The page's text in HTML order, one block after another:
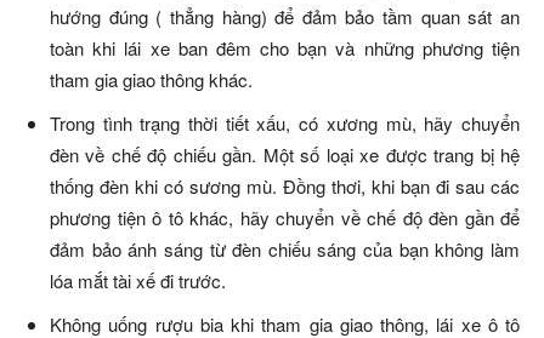
hướng đúng ( thẳng hàng) để đảm bảo tầm quan sát an
toàn khi lái xe ban đêm cho bạn và những phương tiện
tham gia giao thông khác.
Trong tình trạng thời tiết xấu, có xương mù, hãy chuyển
đèn về chế độ chiếu gần. Một số loại xe được trang bị hệ
thống đèn khi có sương mù. Đồng thơi, khi bạn đi sau các
phương tiện ô tô khác, hãy chuyển về chế độ đèn gần để
đảm bảo ánh sáng từ đèn chiếu sáng của bạn không làm
lóa mắt tài xế đi trước.
Không uống rượu bia khi tham gia giao thông, lái xe ô tô